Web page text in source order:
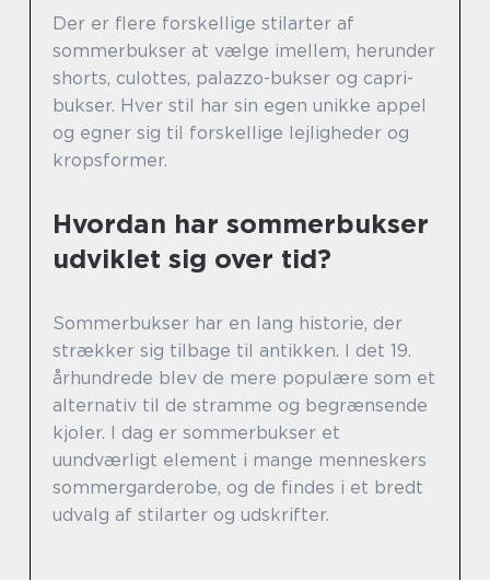
Der er flere forskellige stilarter af
sommerbukser at vælge imellem, herunder
shorts, culottes, palazzo-bukser og capri-
bukser. Hver stil har sin egen unikke appel
og egner sig til forskellige lejligheder og
kropsformer.
Hvordan har sommerbukser
udviklet sig over tid?
Sommerbukser har en lang historie, der
strækker sig tilbage til antikken. I det 19.
århundrede blev de mere populære som et
alternativ til de stramme og begrænsende
kjoler. I dag er sommerbukser et
uundværligt element i mange menneskers
sommergarderobe, og de findes i et bredt
udvalg af stilarter og udskrifter.